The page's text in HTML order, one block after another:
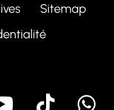
Sitemap
Youtube
Tik